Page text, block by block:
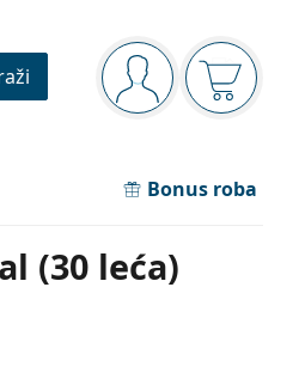
Navigacijska ploča
ste prijavljeni
Bonus roba
(30 leća)